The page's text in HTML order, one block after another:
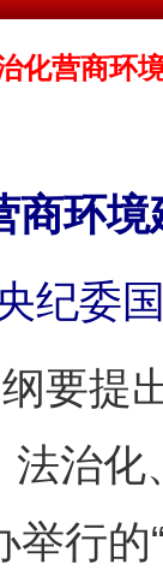
化营商环
商环
纪委
要提
法治
行的